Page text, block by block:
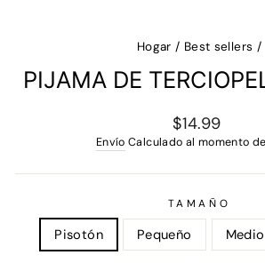
Hogar / Best sellers /
PIJAMA DE
Precio
regular
$14.99
Envío Calculado al momento
TAMAÑO
Pisotón Pequeño Medio